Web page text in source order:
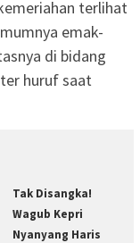
terlihat
emak-
di bidang
huruf saat
Tak Disangka!
Wagub Kepri
Nyanyang Haris